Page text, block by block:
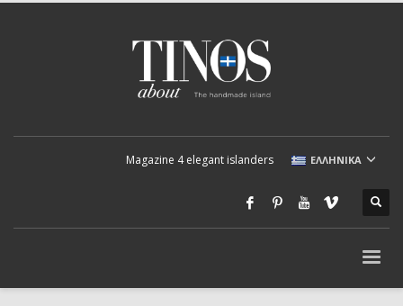
Magazine 4 elegant islanders ΕΛΛΗΝΙΚΆ